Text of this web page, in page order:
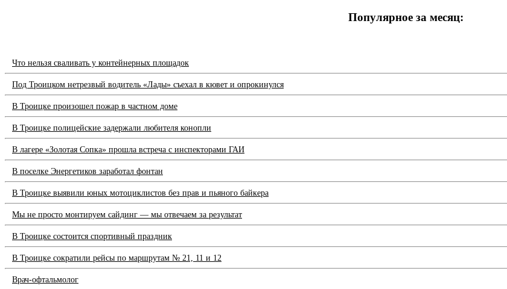
Популярное за месяц:
Что нельзя сваливать у контейнерных площадок
Под Троицком нетрезвый водитель «Лады» съехал в кювет и опрокинулся
В Троицке произошел пожар в частном доме
В Троицке полицейские задержали любителя конопли
В лагере «Золотая Сопка» прошла встреча с инспекторами ГАИ
В поселке Энергетиков заработал фонтан
В Троицке выявили юных мотоциклистов без прав и пьяного байкера
Мы не просто монтируем сайдинг — мы отвечаем за результат
В Троицке состоится спортивный праздник
В Троицке сократили рейсы по маршрутам № 21, 11 и 12
Врач-офтальмолог